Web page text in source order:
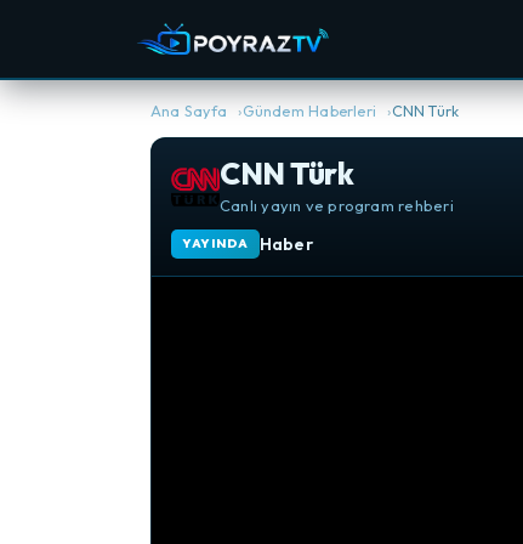
Ana Sayfa Gündem Haberleri CNN Türk
CNN Türk
Canlı yayın ve program rehberi
YAYINDA Haber